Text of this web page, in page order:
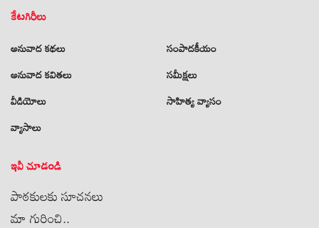
కేటగిరీలు
అనువాద కథలు
అనువాద కవితలు
వీడియోలు
వ్యాసాలు
సంపాదకీయం
సమీక్షలు
సాహిత్య వ్యాసం
ఇవీ చూడండి
పాఠకులకు సూచనలు
మా గురించి..